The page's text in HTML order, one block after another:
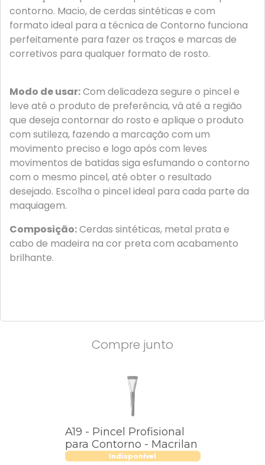
contorno. Macio, de cerdas sintéticas e com
formato ideal para a técnica de Contorno funciona
perfeitamente para fazer os traços e marcas de
corretivos para qualquer formato de rosto.
Modo de usar:Com delicadeza segure o pincel e
leve até o produto de preferência, vá até a região
que deseja contornar do rosto e aplique o produto
com sutileza, fazendo a marcação com um
movimento preciso e logo após com leves
movimentos de batidas siga esfumando o contorno
com o mesmo pincel, até obter o resultado
desejado. Escolha o pincel ideal para cada parte da
maquiagem.
Composição:Cerdas sintéticas, metal prata e
cabo de madeira na cor preta com acabamento
brilhante.
Compre junto
A19 - Pincel Profisional
para Contorno - Macrilan
Indisponível